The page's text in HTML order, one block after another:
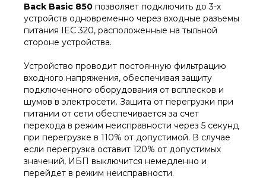
Back Basic 850 позволяет подключить до 3-х
устройств одновременно через входные разъемы
питания IEC 320, расположенные на тыльной
стороне устройства.
Устройство проводит постоянную фильтрацию
входного напряжения, обеспечивая защиту
подключенного оборудования от всплесков и
шумов в электросети. Защита от перегрузки при
питании от сети обеспечивается за счет
перехода в режим неисправности через 5 секунд
при перегрузке в 110% от допустимой. В случае
если перегрузка оставит 120% от допустимых
значений, ИБП выключится немедленно и
перейдет в режим неисправности.